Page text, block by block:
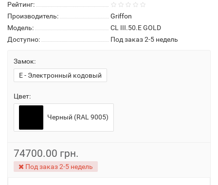
Рейтинг:
Производитель:
Griffon
Модель:
CL III.50.Е GOLD
Доступно:
Под заказ 2-5 недель
Замок:
E - Электронный кодовый
Цвет:
Черный (RAL 9005)
74700.00 грн.
Под заказ 2-5 недель